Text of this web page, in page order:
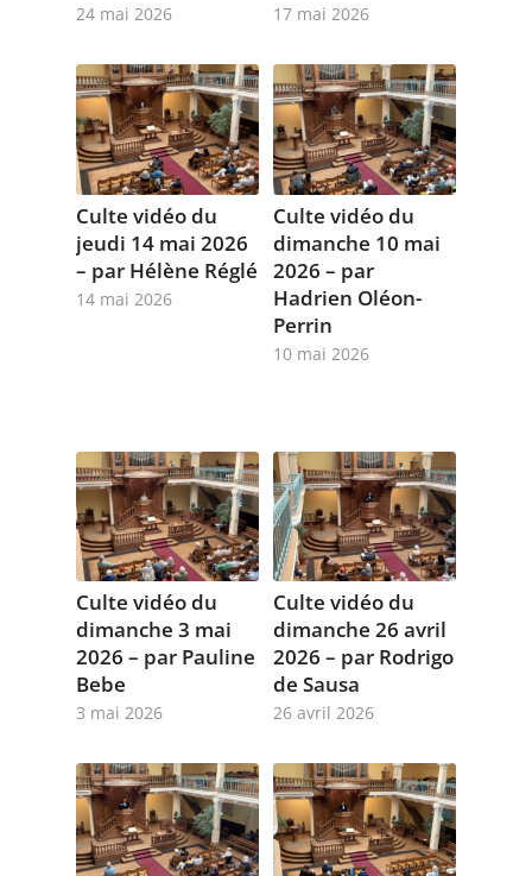
24 mai 2026 17 mai 2026
Culte vidéo du
jeudi 14 mai 2026
– par Hélène Réglé
14 mai 2026
Culte vidéo du
dimanche 10 mai
2026 – par
Hadrien Oléon-
Perrin
10 mai 2026
Culte vidéo du
dimanche 3 mai
2026 – par Pauline
Bebe
3 mai 2026
Culte vidéo du
dimanche 26 avril
2026 – par Rodrigo
de Sausa
26 avril 2026